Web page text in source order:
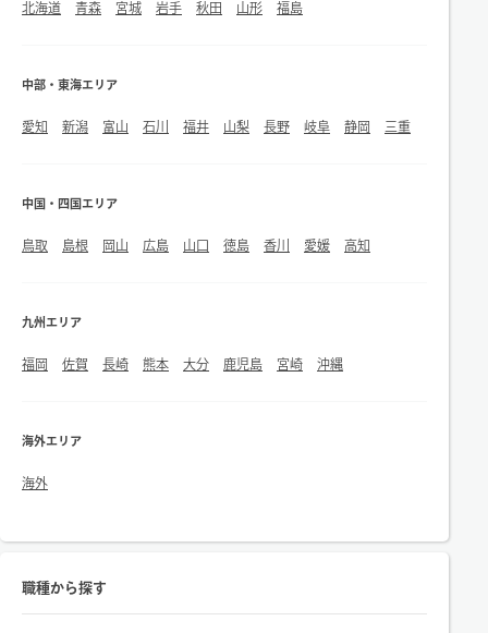
北海道 青森 宮城 岩手 秋田 山形 福島
中部・東海エリア
愛知 新潟 富山 石川 福井 山梨 長野 岐阜 静岡 三重
中国・四国エリア
鳥取 島根 岡山 広島 山口 徳島 香川 愛媛 高知
九州エリア
福岡 佐賀 長崎 熊本 大分 鹿児島 宮崎 沖縄
海外エリア
海外
職種から探す